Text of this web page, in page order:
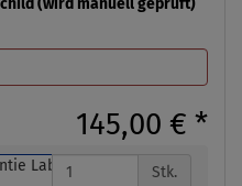
145,00 € *
Stk.